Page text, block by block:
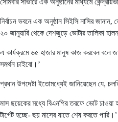
সোমবার সাভারে এক অনুষ্ঠানের মাধ্যমে
নির্বাচন ভবনে এক অনুষ্ঠান সিইসি নাসির
২০ জানুয়ারি থেকে দেশজুড়ে ভোটার তালিকা
এ কার্যক্রমে ৬৫ হাজার মানুষ কাজ করবেন বলে
সমর্থন চাইবো।’
প্রধান উপদেষ্টা ইতোমধ্যেই জানিয়েছেন যে,
মাস ছয়েকের মধ্যে বিএনপির তরফে ভোট চাওয়া
টার্গেট হচ্ছে- ছয় মাসের যাতে শেষ করতে পারি।’